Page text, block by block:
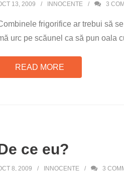
13, 2009 INNOCENTE 3
frigorifice ar trebui să
urc pe scăunel ca să pun oala
READ MORE
ce eu?
8, 2009 INNOCENTE 3